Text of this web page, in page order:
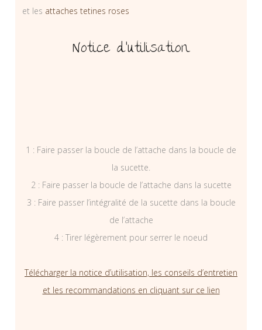
et les attaches tetines roses
Notice d’utilisation
1 : Faire passer la boucle de l’attache dans la boucle de
la sucette.
2 : Faire passer la boucle de l’attache dans la sucette
3 : Faire passer l’intégralité de la sucette dans la boucle
de l’attache
4 : Tirer légèrement pour serrer le noeud
Télécharger la notice d’utilisation, les conseils d’entretien
et les recommandations en cliquant sur ce lien